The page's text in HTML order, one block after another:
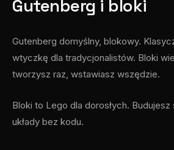
Gutenberg i bloki
Gutenberg domyślny, blokowy.
wtyczkę dla tradycjonalistów. Bloki
tworzysz raz, wstawiasz wszędzie.
Bloki to Lego dla dorosłych.
układy bez kodu.